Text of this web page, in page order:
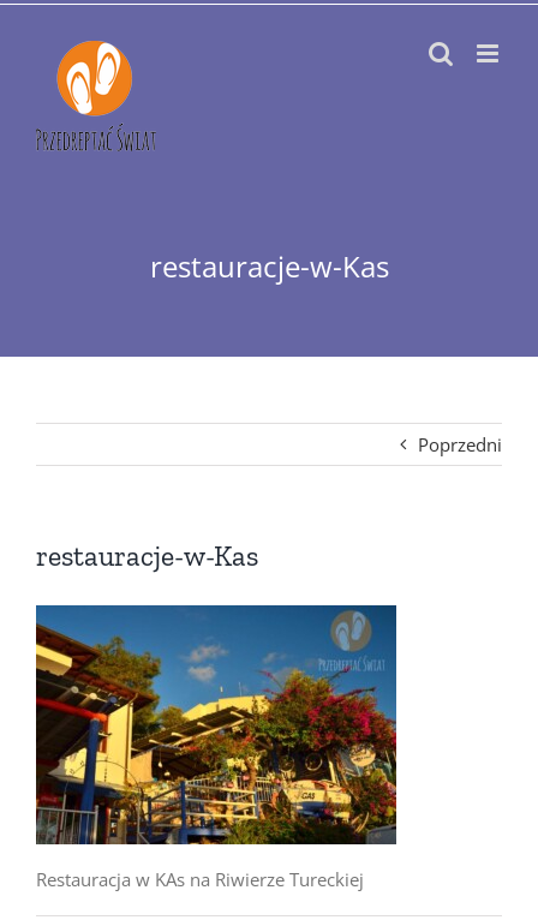
Przejdź
zawartości
restauracje-w-Kas
Poprzedni
restauracje-w-Kas
Restauracja w KAs na Riwierze Tureckiej